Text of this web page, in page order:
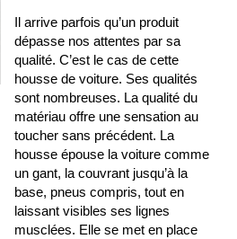
Il arrive parfois qu’un produit
dépasse nos attentes par sa
qualité. C’est le cas de cette
housse de voiture. Ses qualités
sont nombreuses. La qualité du
matériau offre une sensation au
toucher sans précédent. La
housse épouse la voiture comme
un gant, la couvrant jusqu’à la
base, pneus compris, tout en
laissant visibles ses lignes
musclées. Elle se met en place